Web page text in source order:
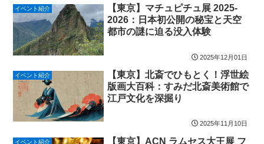
イベント紹介
【東京】マチュピチュ展 2025-
2026：日本初公開の秘宝と天空
都市の謎に迫る没入体験
2025年12月01日
イベント紹介
【東京】北斎でひもとく！浮世絵
版画大百科：すみだ北斎美術館で
江戸文化を深掘り
2025年11月10日
イベント紹介
【東京】ACN ラムセス大王展 フ